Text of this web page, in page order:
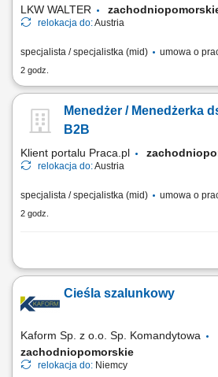
LKW WALTER
relokacja do:Austria
specjalista / specjalistka (mid) umowa o
2 godz.
Menedżer / Menedżerka ds. Sprzedaży
B2B
Klient portalu Praca.pl
relokacja do:Austria
specjalista / specjalistka (mid) umowa o
2 godz.
Sprzedaż szerokiej gamy nowych i
doradztwo dla klientów B2B w zakresie
finansowania; Aktywne rozwijanie i
Cieśla szalunkowy
Kaform Sp. z o.o. Sp. Komandytowa
zachodniopomorskie
relokacja do: Niemcy